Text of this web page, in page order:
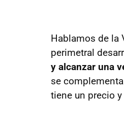
Hablamos de la
perimetral
y alcanzar una
se
tiene un precio